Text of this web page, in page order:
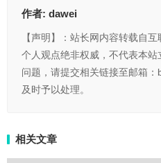
作者: dawei
【声明】：站长网内容转载自
个人观点绝非权威，不代表本
问题，请提交相关链接至邮箱
及时予以处理。
相关文章